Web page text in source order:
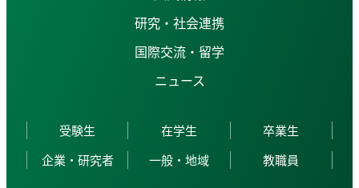
研究・社会連携
国際交流・留学
ニュース
受験生 在学生
卒業生
企業・研究者
一般・地域 教職員